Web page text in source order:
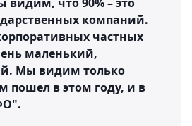
компаний.
частных
маленький,
Мы видим только
пошел в этом году, и в